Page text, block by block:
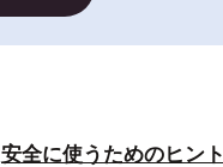
安全に使うためのヒント